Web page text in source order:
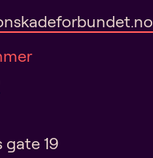
gate 19